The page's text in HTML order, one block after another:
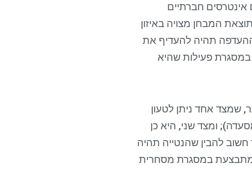
חברתיים
המבחן מצויה באיזון
ההעדפה תהיה להעדיף את
במסגרת פעילות שהיא
שמצד אחד ניתן לטעון
ומצד שני, היא כן
להבין שהנטייה תהיה
המתבצעת במסגרת מסחרית